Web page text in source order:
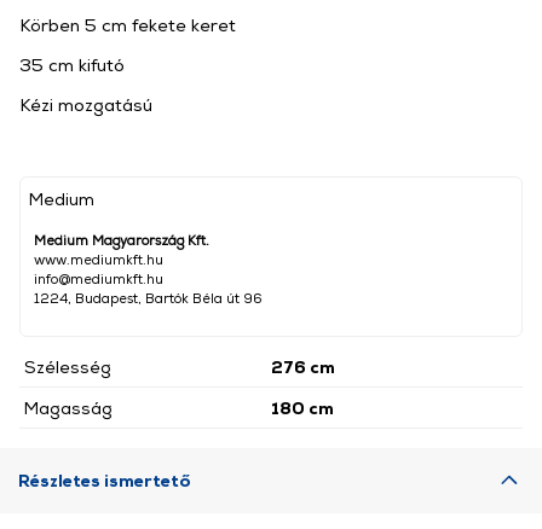
Medium
Medium Magyarország Kft.
www.mediumkft.hu
info@mediumkft.hu
1224, Budapest, Bartók Béla út 96
Szélesség
276 cm
Magasság
180 cm
Körben 5 cm fekete keret
35 cm kifutó
Kézi mozgatású
Részletes ismertető